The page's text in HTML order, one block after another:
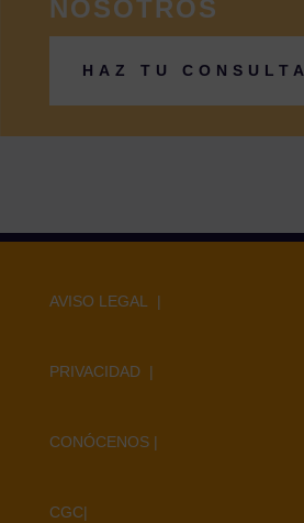
NOSOTROS
HAZ TU CONSULTA
AVISO LEGAL |
PRIVACIDAD |
CONÓCENOS |
CGC|